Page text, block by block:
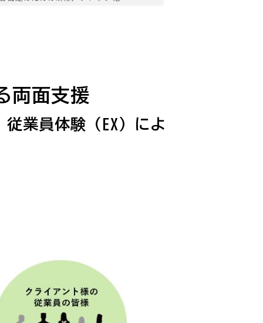
両面支援
業員体験（EX）によ